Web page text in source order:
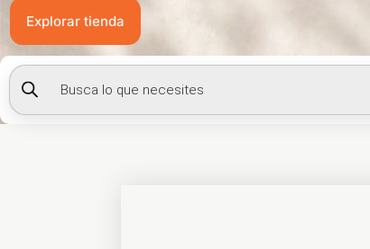
Explorar tienda
Búsqueda
de
productos